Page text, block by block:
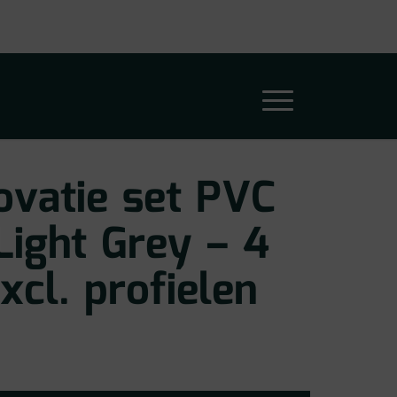
set PVC
Grey – 4
profielen